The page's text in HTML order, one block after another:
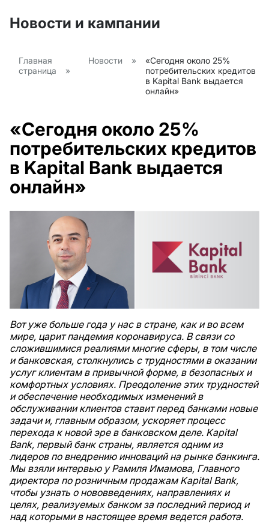
Новости и кампании
Главная
страница
»
Новости »
«Сегодня около 25%
потребительских кредитов
в Kapital Bank выдается
онлайн»
«Сегодня около 25%
потребительских кредитов
в Kapital Bank выдается
онлайн»
Вот уже больше года у нас в стране, как и во всем
мире, царит пандемия коронавируса. В связи со
сложившимися реалиями многие сферы, в том числе
и банковская, столкнулись с трудностями в оказании
услуг клиентам в привычной форме, в безопасных и
комфортных условиях. Преодоление этих трудностей
и обеспечение необходимых изменений в
обслуживании клиентов ставит перед банками новые
задачи и, главным образом, ускоряет процесс
перехода к новой эре в банковском деле. Kapital
Bank, первый банк страны, является одним из
лидеров по внедрению инноваций на рынке банкинга.
Мы взяли интервью у Рамиля Имамова, Главного
директора по розничным продажам Kapital Bank,
чтобы узнать о нововведениях, направлениях и
целях, реализуемых банком за последний период и
над которыми в настоящее время ведется работа.